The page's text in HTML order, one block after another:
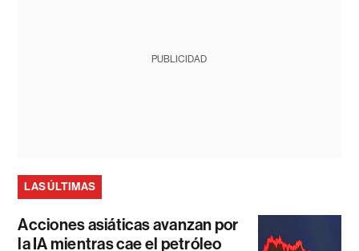
PUBLICIDAD
LAS ÚLTIMAS
Acciones asiáticas avanzan por
la IA mientras cae el petróleo